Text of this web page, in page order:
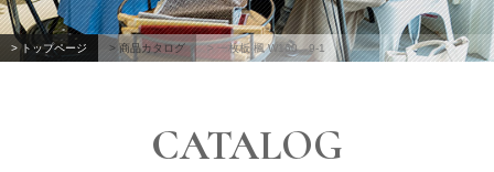
スペシャルコンテンツ
> トップページ > 商品カタログ > 一枚板 楓 W160 9-1
CATALOG